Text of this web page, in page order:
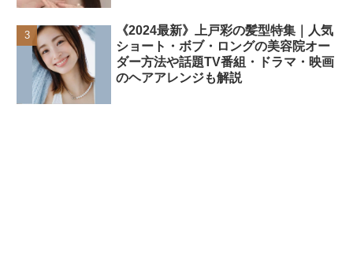
《2024最新》上戸彩の髪型特集｜人気
ショート・ボブ・ロングの美容院オー
ダー方法や話題TV番組・ドラマ・映画
のヘアアレンジも解説